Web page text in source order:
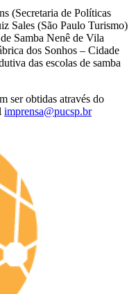
(Secretaria de Políticas
Sales (São Paulo Turismo)
Samba Nenê de Vila
dos Sonhos – Cidade
das escolas de samba
ser obtidas através do
imprensa@pucsp.br